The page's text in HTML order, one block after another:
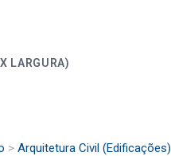
X LARGURA)
> Arquitetura Civil (Edificações)